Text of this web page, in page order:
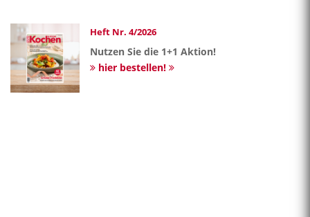
Heft Nr. 4/2026
Nutzen Sie die 1+1 Aktion!
hier bestellen!